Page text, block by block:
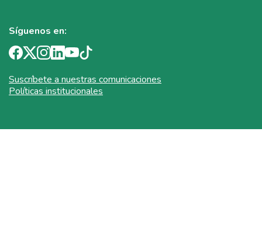
Síguenos en:
Suscríbete a nuestras comunicaciones
Políticas institucionales